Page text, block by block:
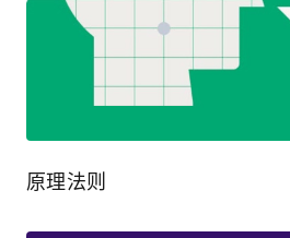
原理法则